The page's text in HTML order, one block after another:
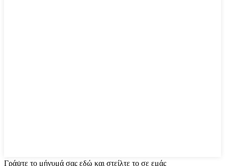
Γράψτε το μήνυμά σας εδώ και στείλτε το σε εμάς